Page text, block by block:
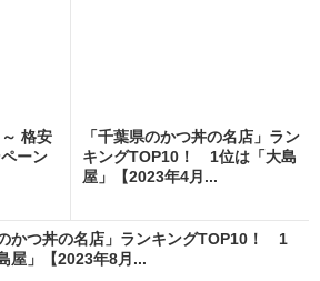
格安
ーン
「千葉県のかつ丼の名店」ラン
キングTOP10！ 1位は「大島
屋」【2023年4月...
のかつ丼の名店」ランキングTOP10！ 1
屋」【2023年8月...